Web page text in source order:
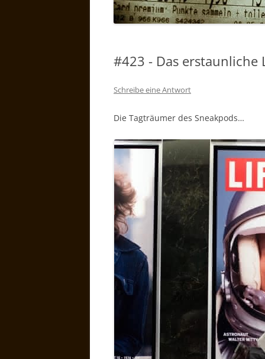
#423 - Das erstaunliche
Schreibe eine Antwort
Die Tagträumer des Sneakpods…